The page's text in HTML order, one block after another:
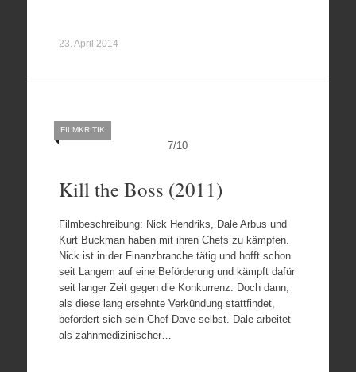
23. April 2014
7/10
FILMKRITIK
Kill the Boss (2011)
Filmbeschreibung: Nick Hendriks, Dale Arbus und
Kurt Buckman haben mit ihren Chefs zu kämpfen.
Nick ist in der Finanzbranche tätig und hofft schon
seit Langem auf eine Beförderung und kämpft dafür
seit langer Zeit gegen die Konkurrenz. Doch dann,
als diese lang ersehnte Verkündung stattfindet,
befördert sich sein Chef Dave selbst. Dale arbeitet
als zahnmedizinischer…